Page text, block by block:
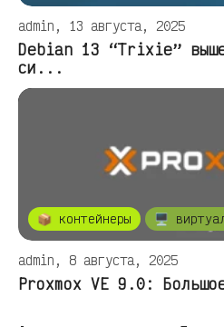
admin, 13 августа, 2025
Debian 13 “Trixie”
си...
📦 контейнеры 🖥️
admin, 8 августа, 2025
Proxmox VE 9.0: